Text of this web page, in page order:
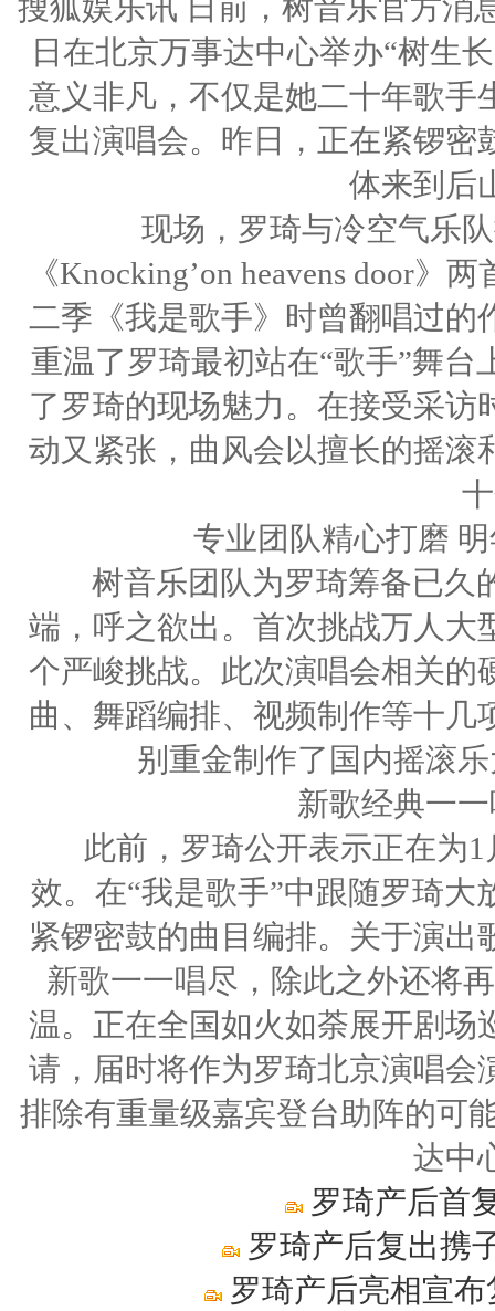
搜狐娱乐讯 日前，树音乐官方消
日在北京万事达中心举办“树生
意义非凡，不仅是她二十年歌手
复出演唱会。昨日，正在紧锣
体来到后
现场，罗琦与冷空气乐队
《Knocking’on heavens door》
二季《我是歌手》时曾翻唱过的
重温了罗琦最初站在“歌手”舞
了罗琦的现场魅力。在接受采
动又紧张，曲风会以擅长的摇滚
专业团队精心打磨 明
树音乐团队为罗琦筹备已久
端，呼之欲出。首次挑战万人大
个严峻挑战。此次演唱会相关
曲、舞蹈编排、视频制作等十
别重金制作了国内摇滚
新歌经典一一
此前，罗琦公开表示正在为1
效。在“我是歌手”中跟随罗琦
紧锣密鼓的曲目编排。关于演
新歌一一唱尽，除此之外还将
温。正在全国如火如荼展开剧场
请，届时将作为罗琦北京演唱会
排除有重量级嘉宾登台助阵的可
达中
罗琦产后首
罗琦产后复出携
罗琦产后亮相宣